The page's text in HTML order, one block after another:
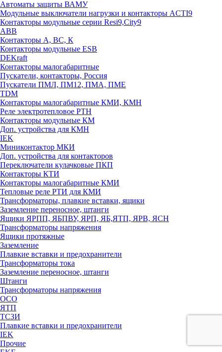
Автоматы защиты ВАМУ
Модульные выключатели нагрузки и контакторы ACTI9
Контакторы модульные серии Resi9,City9
ABB
Контакторы А, ВС, К
Контакторы модульные ESB
DEKraft
Контакторы малогабаритные
Пускатели, контакторы, Россия
Пускатели ПМЛ, ПМ12, ПМА, ПМЕ
TDM
Контакторы малогабаритные КМИ, КМН
Реле электротепловое РТН
Контакторы модульные КМ
Доп. устройства для КМН
IEK
Миниконтактор МКИ
Доп. устройства для контакторов
Переключатели кулачковые ПКП
Контакторы КТИ
Контакторы малогабаритные КМИ
Тепловые реле РTИ для КМИ
Трансформаторы, плавкие вставки, ящики
Заземление переносное, штанги
Ящики ЯРПП, ЯБПВУ, ЯРП, ЯБ,ЯТП, ЯРВ, ЯСН
Трансформаторы напряжения
Ящики протяжные
Заземление
Плавкие вставки и предохранители
Трансформаторы тока
Заземление переносное, штанги
Штанги
Трансформаторы напряжения
ОСО
ЯТП
ТСЗИ
Плавкие вставки и предохранители
IEK
Прочие